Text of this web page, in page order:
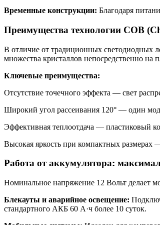
Временные конструкции: Благодаря
Преимущества технологии COB
В отличие от традиционных светодиодных
множества кристаллов непосредственно на
Ключевые преимущества:
Отсутствие точечного эффекта — свет
Широкий угол рассеивания 120° — один
Эффективная теплоотдача — пластиковый
Высокая яркость при компактных
Работа от аккумулятора:
Номинальное напряжение 12 Вольт делает
Блекауты и аварийное освещение:
стандартного АКБ 60 А·ч более 10 суток.